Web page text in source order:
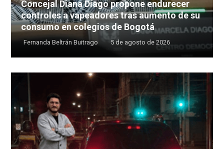
Concejal Diana Diago propone endurecer
controles a vapeadores tras aumento de su
consumo en colegios de Bogotá
Fernanda Beltrán Buitrago 5 de agosto de 2026